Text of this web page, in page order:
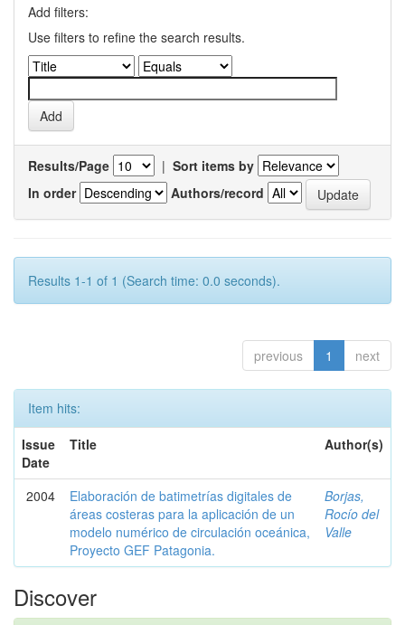
Add filters:
Use filters to refine the search results.
Results/Page | Sort items by
In order
Authors/record
Results 1-1 of 1 (Search time: 0.0 seconds).
previous 1 next
Item hits:
Issue
Date
Title Author(s)
2004
Elaboración de batimetrías digitales de
áreas costeras para la aplicación de un
modelo numérico de circulación oceánica,
Proyecto GEF Patagonia.
Borjas,
Rocío del
Valle
Discover